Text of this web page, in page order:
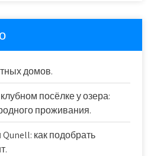
домов.
посёлке у озера:
проживания.
как подобрать